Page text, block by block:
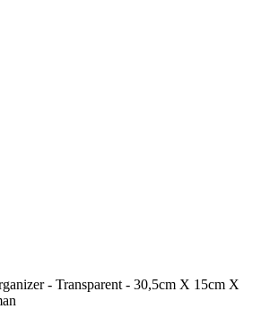
- Transparent - 30,5cm X 15cm X